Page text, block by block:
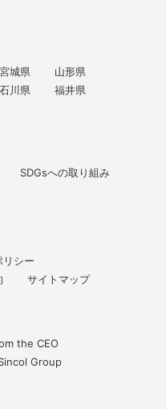
宮城県
山形県
石川県
福井県
SDGsへの取り組み
リシー
サイトマップ
the CEO
Group